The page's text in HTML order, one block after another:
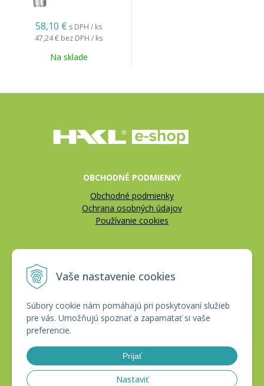
Vaše nastavenie cookies
Súbory cookie nám pomáhajú pri poskytovaní služieb
pre vás. Umožňujú spoznať a zapamätať si vaše
preferencie.
Prijať
Nastaviť
58,10 € s DPH / ks
47,24 € bez DPH / ks
Na sklade
OBCHODNÉ PODMIENKY
Obchodné podmienky
Ochrana osobných údajov
Používanie cookies
Reklamačný poriadok
CERTIFIKÁTY